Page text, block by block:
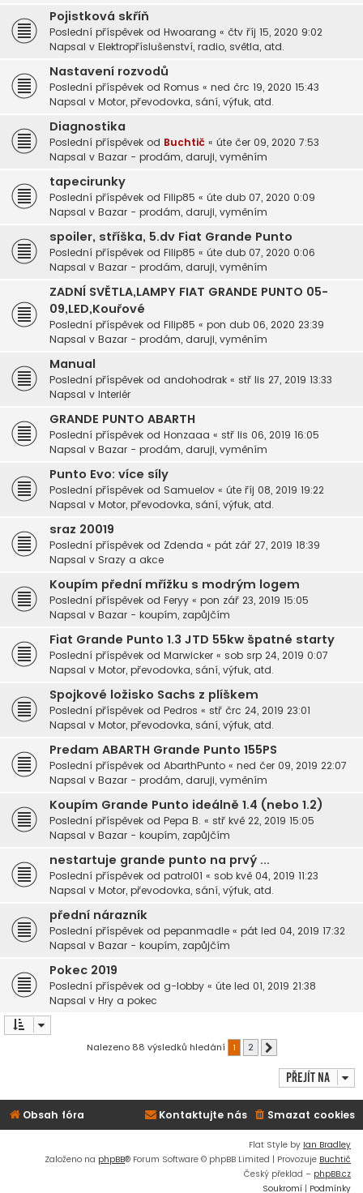
Pojistková skříň
Poslední příspěvek od Hwoarang « čtv říj 15, 2020 9:02
Napsal v Elektropříslušenství, radio, světla, atd.
Nastavení rozvodů
Poslední příspěvek od Romus « ned črc 19, 2020 15:43
Napsal v Motor, převodovka, sání, výfuk, atd.
Diagnostika
Poslední příspěvek od Buchtič « úte čer 09, 2020 7:53
Napsal v Bazar - prodám, daruji, vyměním
tapecirunky
Poslední příspěvek od Filip85 « úte dub 07, 2020 0:09
Napsal v Bazar - prodám, daruji, vyměním
spoiler, stříška, 5.dv Fiat Grande Punto
Poslední příspěvek od Filip85 « úte dub 07, 2020 0:06
Napsal v Bazar - prodám, daruji, vyměním
ZADNÍ SVĚTLA,LAMPY FIAT GRANDE PUNTO 05-
09,LED,Kouřové
Poslední příspěvek od Filip85 « pon dub 06, 2020 23:39
Napsal v Bazar - prodám, daruji, vyměním
Manual
Poslední příspěvek od andohodrak « stř lis 27, 2019 13:33
Napsal v Interiér
GRANDE PUNTO ABARTH
Poslední příspěvek od Honzaaa « stř lis 06, 2019 16:05
Napsal v Bazar - prodám, daruji, vyměním
Punto Evo: více síly
Poslední příspěvek od Samuelov « úte říj 08, 2019 19:22
Napsal v Motor, převodovka, sání, výfuk, atd.
sraz 20019
Poslední příspěvek od Zdenda « pát zář 27, 2019 18:39
Napsal v Srazy a akce
Koupím přední mřížku s modrým logem
Poslední příspěvek od Feryy « pon zář 23, 2019 15:05
Napsal v Bazar - koupím, zapůjčím
Fiat Grande Punto 1.3 JTD 55kw špatné starty
Poslední příspěvek od Marwicker « sob srp 24, 2019 0:07
Napsal v Motor, převodovka, sání, výfuk, atd.
Spojkové ložisko Sachs z plíškem
Poslední příspěvek od Pedros « stř črc 24, 2019 23:01
Napsal v Motor, převodovka, sání, výfuk, atd.
Predam ABARTH Grande Punto 155PS
Poslední příspěvek od AbarthPunto « ned čer 09, 2019 22:07
Napsal v Bazar - prodám, daruji, vyměním
Koupím Grande Punto ideálně 1.4 (nebo 1.2)
Poslední příspěvek od Pepa B. « stř kvě 22, 2019 15:05
Napsal v Bazar - koupím, zapůjčím
nestartuje grande punto na prvý ...
Poslední příspěvek od patrol01 « sob kvě 04, 2019 11:23
Napsal v Motor, převodovka, sání, výfuk, atd.
přední nárazník
Poslední příspěvek od pepanmadle « pát led 04, 2019 17:32
Napsal v Bazar - koupím, zapůjčím
Pokec 2019
Poslední příspěvek od g-lobby « úte led 01, 2019 21:38
Napsal v Hry a pokec
Nalezeno 88 výsledků hledání 1 2
Přejít na
Obsah fóra Smazat cookies
Kontaktujte nás
Flat Style by Ian Bradley
Založeno na phpBB® Forum Software © phpBB Limited | Provozuje Buchtič
Český překlad – phpBB.cz
Soukromí | Podmínky